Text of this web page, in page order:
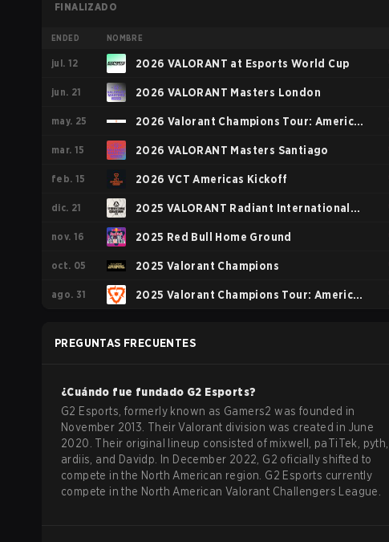
FINALIZADO
ENDED NOMBRE
jul. 12 2026 VALORANT at Esports World Cup
jun. 21 2026 VALORANT Masters London
may. 25 2026 Valorant Champions Tour: Americas
Stage 1
mar. 15 2026 VALORANT Masters Santiago
feb. 15 2026 VCT Americas Kickoff
dic. 21 2025 VALORANT Radiant International
Invitational
nov. 16 2025 Red Bull Home Ground
oct. 05 2025 Valorant Champions
ago. 31 2025 Valorant Champions Tour: Americas
PREGUNTAS FRECUENTES
¿Cuándo fue fundado G2 Esports?
G2 Esports, formerly known as Gamers2 was founded in
November 2013. Their Valorant division was created in June
2020. Their original lineup consisted of mixwell, paTiTek, pyth,
ardiis, and Davidp. In December 2022, G2 oficially shifted to
compete in the North American region. G2 Esports currently
compete in the North American Valorant Challengers League.